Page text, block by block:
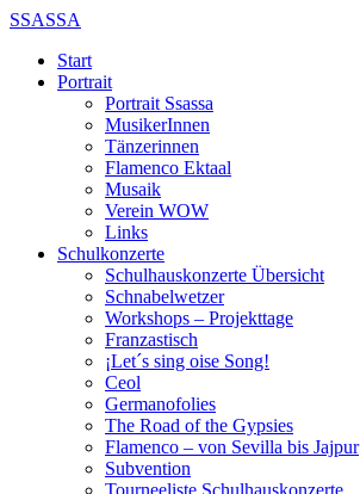
SSASSA
Start
Portrait
Portrait Ssassa
MusikerInnen
Tänzerinnen
Flamenco Ektaal
Musaik
Verein WOW
Links
Schulkonzerte
Schulhauskonzerte Übersicht
Schnabelwetzer
Workshops – Projekttage
Franzastisch
¡Let´s sing oise Song!
Ceol
Germanofolies
The Road of the Gypsies
Flamenco – von Sevilla bis Jajpur
Subvention
Tourneeliste Schulhauskonzerte